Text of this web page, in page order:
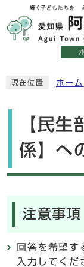
現在位置 ホーム
【民
係】へ
注意事項
回答を希望す
入力してくだ